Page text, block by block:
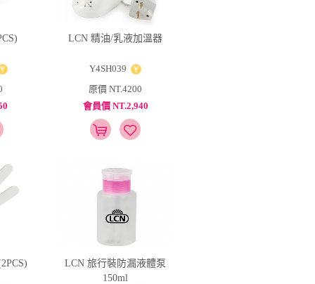
LCN 精油/乳液加溫器
Y4SH039
原價 NT.4200
會員價 NT.2,940
LCN 旅行裝防漏液體泵
150ml